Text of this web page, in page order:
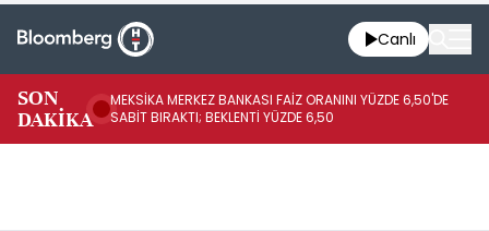
Canlı
SON
DAKİKA
MEKSİKA MERKEZ BANKASI FAİZ ORANINI YÜZDE 6,50'DE
SABİT BIRAKTI; BEKLENTİ YÜZDE 6,50